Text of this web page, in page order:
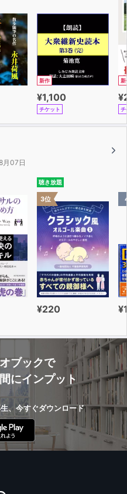
新作
¥1,100
チケット
新
チ
月07日
聴き放題
3位
¥220
ブックで
にインプット
、今すぐダウンロード